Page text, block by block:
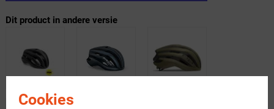
Cookies
Dit product in andere versie